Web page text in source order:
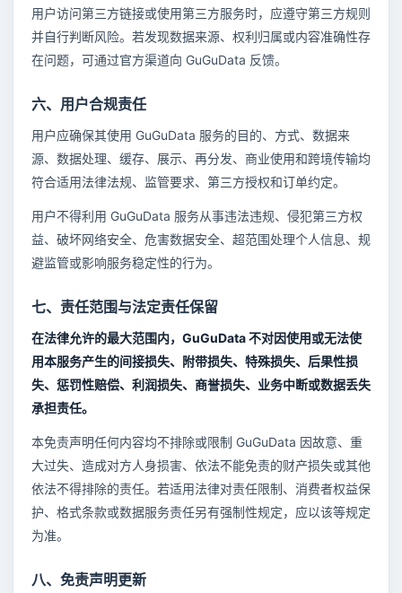
用户访问第三方链接或使用第三方服务时，应遵守第三方规则
并自行判断风险。若发现数据来源、权利归属或内容准确性存
在问题，可通过官方渠道向 GuGuData 反馈。
六、用户合规责任
用户应确保其使用 GuGuData 服务的目的、方式、数据来
源、数据处理、缓存、展示、再分发、商业使用和跨境传输均
符合适用法律法规、监管要求、第三方授权和订单约定。
用户不得利用 GuGuData 服务从事违法违规、侵犯第三方权
益、破坏网络安全、危害数据安全、超范围处理个人信息、规
避监管或影响服务稳定性的行为。
七、责任范围与法定责任保留
在法律允许的最大范围内，GuGuData 不对因使用或无法使
用本服务产生的间接损失、附带损失、特殊损失、后果性损
失、惩罚性赔偿、利润损失、商誉损失、业务中断或数据丢失
承担责任。
本免责声明任何内容均不排除或限制 GuGuData 因故意、重
大过失、造成对方人身损害、依法不能免责的财产损失或其他
依法不得排除的责任。若适用法律对责任限制、消费者权益保
护、格式条款或数据服务责任另有强制性规定，应以该等规定
为准。
八、免责声明更新